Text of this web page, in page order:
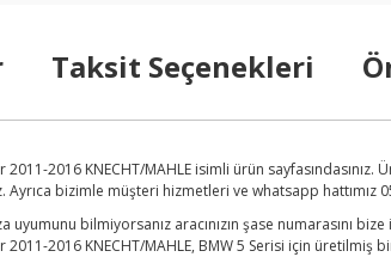
Taksit Seçenekleri
2016 KNECHT/MAHLE isimli ürün
bizimle müşteri hizmetleri ve whatsapp
bilmiyorsanız aracınızın şase numarasını
2016 KNECHT/MAHLE, BMW 5 Serisi için